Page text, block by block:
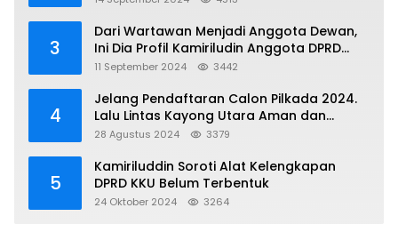
3
Dari Wartawan Menjadi Anggota Dewan,
Ini Dia Profil Kamiriludin Anggota DPRD
Dapil 1 KKU
11 September 2024 3442
4
Jelang Pendaftaran Calon Pilkada 2024.
Lalu Lintas Kayong Utara Aman dan
Kondusif
28 Agustus 2024 3379
5
Kamiriluddin Soroti Alat Kelengkapan
DPRD KKU Belum Terbentuk
24 Oktober 2024 3264